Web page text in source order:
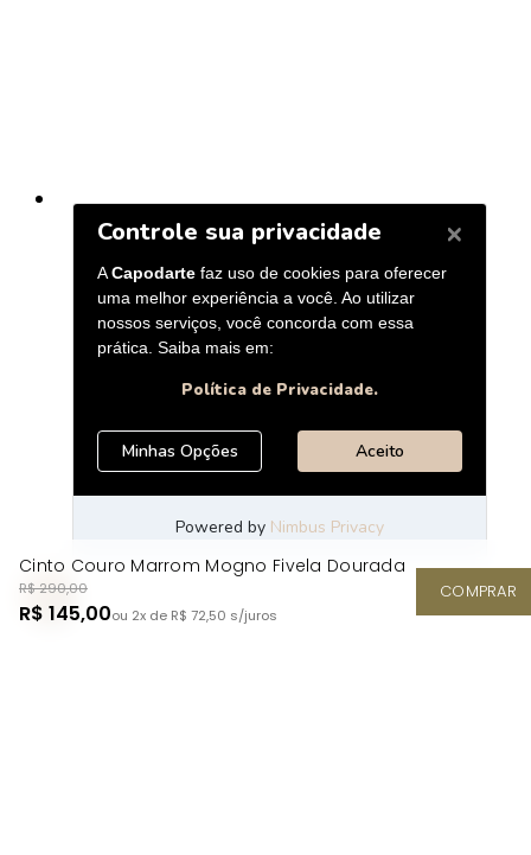
Cinto Couro Marrom Mogno Fivela Dourada
R$ 290,00
R$ 145,00ou 2x de R$ 72,50 s/juros
COMPRAR